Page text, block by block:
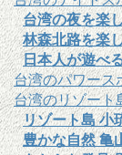
台湾の夜を楽
林森北路を楽
日本人が遊べ
台湾のパワース
台湾のリゾート
リゾート島 小
豊かな自然 亀